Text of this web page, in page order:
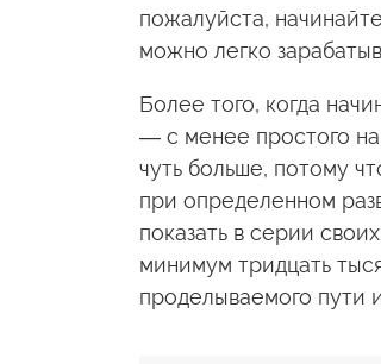
пожалуйста,
можно легко
Более того, когда
— с менее простого
чуть больше, потому
при определенном
показать в серии
минимум тридцать
проделываемого пути